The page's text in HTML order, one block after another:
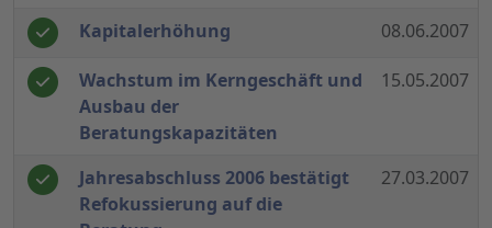
Kapitalerhöhung 08.06.2007
Wachstum im Kerngeschäft und
Ausbau der
Beratungskapazitäten
15.05.2007
Jahresabschluss 2006 bestätigt
Refokussierung auf die
27.03.2007